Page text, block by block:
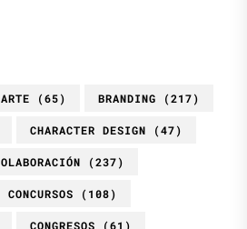
ARTE (65) BRANDING (217)
CHARACTER DESIGN (47)
COLABORACIÓN (237)
CONCURSOS (108)
CONGRESOS (61)